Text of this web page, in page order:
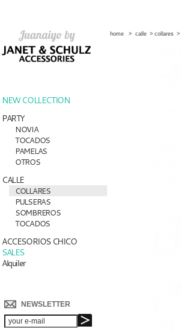
NEW COLLECTION
PARTY
NOVIA
TOCADOS
PAMELAS
OTROS
CALLE
COLLARES
PULSERAS
SOMBREROS
TOCADOS
ACCESORIOS CHICO
SALES
Alquiler
NEWSLETTER
home > calle > collares >